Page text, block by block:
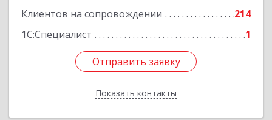
Клиентов на сопровождении
214
1С:Специалист
1
Отправить заявку
Показать контакты
Отправить заявку
Назад